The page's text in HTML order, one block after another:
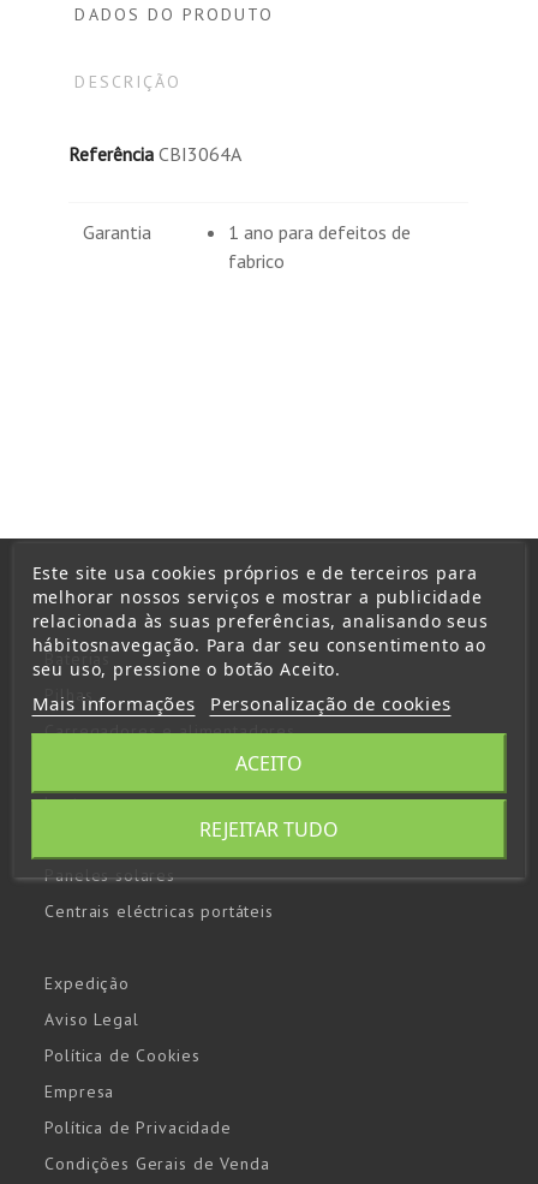
DADOS DO PRODUTO
DESCRIÇÃO
Referência CBI3064A
Garantia
1 ano para defeitos de
fabrico
Baterias
Pilhas
Carregadores e alimentadores
Lanternas
Arrancadores y booster
Paneles solares
Centrais eléctricas portáteis
Expedição
Aviso Legal
Política de Cookies
Empresa
Política de Privacidade
Condições Gerais de Venda
Este site usa cookies próprios e de terceiros para
melhorar nossos serviços e mostrar a publicidade
relacionada às suas preferências, analisando seus
hábitosnavegação. Para dar seu consentimento ao
seu uso, pressione o botão Aceito.
Mais informações Personalização de cookies
REJEITAR TUDO
ACEITO